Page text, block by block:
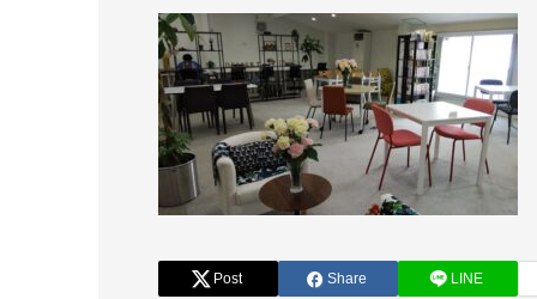
Post Share LINE